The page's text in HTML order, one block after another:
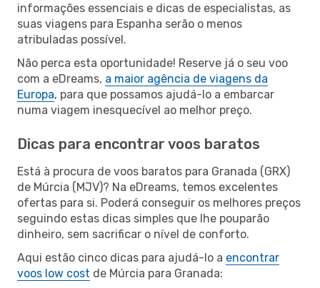
informações essenciais e dicas de especialistas, as
suas viagens para Espanha serão o menos
atribuladas possível.
Não perca esta oportunidade! Reserve já o seu voo
com a eDreams, a maior agência de viagens da
Europa, para que possamos ajudá-lo a embarcar
numa viagem inesquecível ao melhor preço.
Dicas para encontrar voos baratos
Está à procura de voos baratos para Granada (GRX)
de Múrcia (MJV)? Na eDreams, temos excelentes
ofertas para si. Poderá conseguir os melhores preços
seguindo estas dicas simples que lhe pouparão
dinheiro, sem sacrificar o nível de conforto.
Aqui estão cinco dicas para ajudá-lo a encontrar
voos low cost de Múrcia para Granada: